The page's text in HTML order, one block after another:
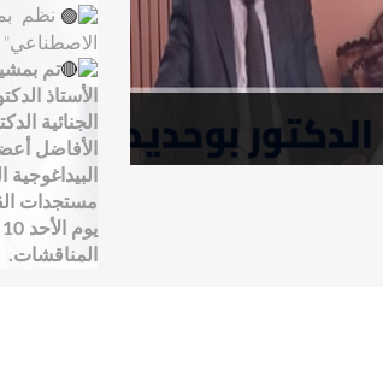
نظم
الاصطناعي" يوم 13/05/2026 بقاعة
تم
الأستاذ
الجنائية
الأفاضل
المناقشات.